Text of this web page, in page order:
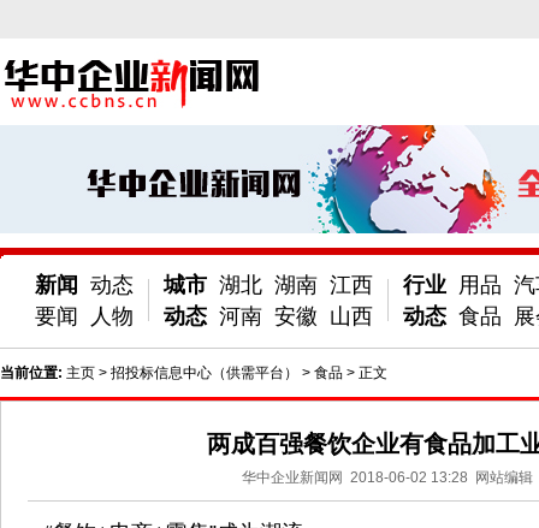
新闻
要闻
动态
人物
城市
动态
湖北 湖南 江西
河南 安徽 山西
行业
动态
用品
食品
当前位置: 主页 > 招投标信息中心（供需平台） > 食品 > 正文
两成百强餐饮企业有食品加工
华中企业新闻网 2018-06-02 13:28 网站编辑